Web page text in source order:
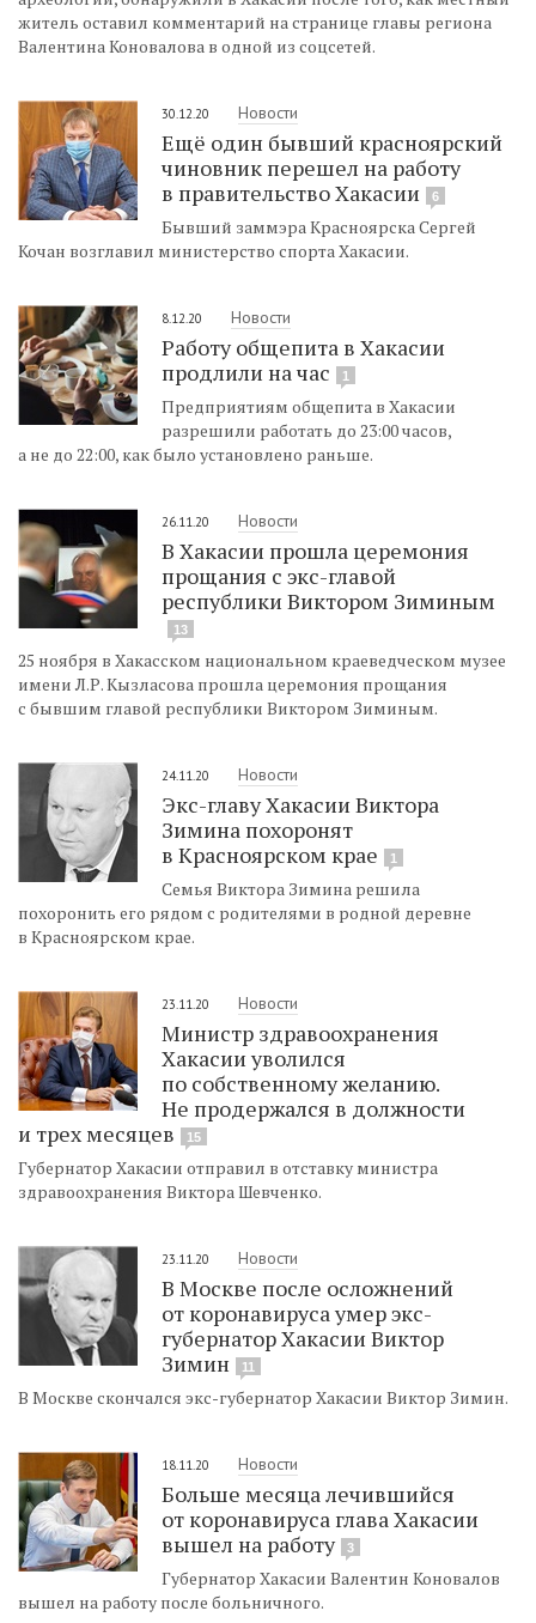
житель оставил комментарий на странице главы региона
Валентина Коновалова в одной из соцсетей.
30.12.20 Новости
Ещё один бывший красноярский
чиновник перешел на работу
в правительство Хакасии
6
Бывший заммэра Красноярска Сергей
Кочан возглавил министерство спорта Хакасии.
8.12.20 Новости
Работу общепита в Хакасии
продлили на час
1
Предприятиям общепита в Хакасии
разрешили работать до 23:00 часов,
а не до 22:00, как было установлено раньше.
26.11.20 Новости
В Хакасии прошла церемония
прощания с экс-главой
республики Виктором Зиминым
13
25 ноября в Хакасском национальном краеведческом музее
имени Л.Р. Кызласова прошла церемония прощания
с бывшим главой республики Виктором Зиминым.
24.11.20 Новости
Экс-главу Хакасии Виктора
Зимина похоронят
в Красноярском крае
1
Семья Виктора Зимина решила
похоронить его рядом с родителями в родной деревне
в Красноярском крае.
23.11.20 Новости
Министр здравоохранения
Хакасии уволился
по собственному желанию.
Не продержался в должности
и трех месяцев
15
Губернатор Хакасии отправил в отставку министра
здравоохранения Виктора Шевченко.
23.11.20 Новости
В Москве после осложнений
от коронавируса умер экс-
губернатор Хакасии Виктор
Зимин
11
В Москве скончался экс-губернатор Хакасии Виктор Зимин.
18.11.20 Новости
Больше месяца лечившийся
от коронавируса глава Хакасии
вышел на работу
3
Губернатор Хакасии Валентин Коновалов
вышел на работу после больничного.